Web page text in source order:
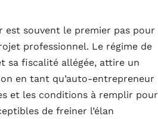
est souvent le premier pas pour
professionnel. Le régime de
sa fiscalité allégée, attire un
en tant qu’auto-entrepreneur
et les conditions à remplir pour
de freiner l’élan